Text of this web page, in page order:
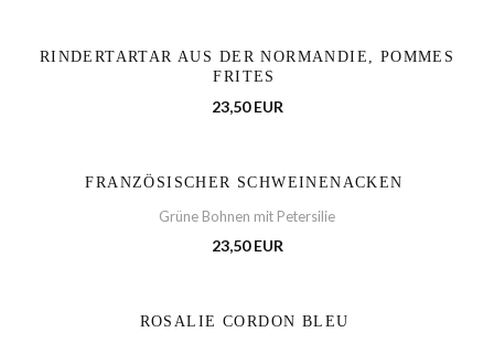
RINDERTARTAR AUS DER NORMANDIE, POMMES
FRITES
23,50 EUR
FRANZÖSISCHER SCHWEINENACKEN
Grüne Bohnen mit Petersilie
23,50 EUR
ROSALIE CORDON BLEU